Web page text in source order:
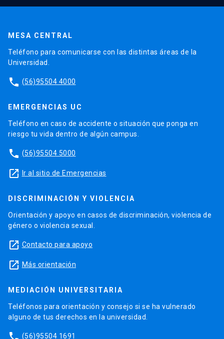
MESA CENTRAL
Teléfono para comunicarse con las distintas áreas de la
Universidad.
phone (56)95504 4000
EMERGENCIAS UC
Teléfono en caso de accidente o situación que ponga en
riesgo tu vida dentro de algún campus.
phone (56)95504 5000
launch Ir al sitio de Emergencias
DISCRIMINACIÓN Y VIOLENCIA
Orientación y apoyo en casos de discriminación, violencia de
género o violencia sexual.
launch Contacto para apoyo
launch Más orientación
MEDIACIÓN UNIVERSITARIA
Teléfonos para orientación y consejo si se ha vulnerado
alguno de tus derechos en la universidad.
(56)95504 1691